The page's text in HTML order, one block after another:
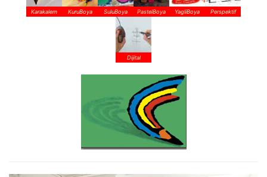
Karakalem KuruBoya SuluBoya PastelBoya YagliBoya Perspektif
Dijital